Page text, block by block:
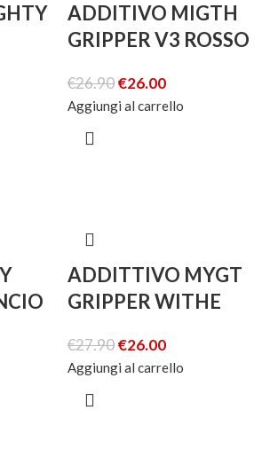
ADDITIVO MIGTH
GRIPPER V3 ROSSO
€26.90€26.00
Aggiungi al carrello
ADDITTIVO MYGT
GRIPPER WITHE
€27.90€26.00
Aggiungi al carrello